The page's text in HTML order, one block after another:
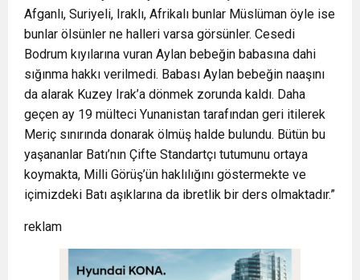
Afganlı, Suriyeli, Iraklı, Afrikalı bunlar Müslüman öyle ise
bunlar ölsünler ne halleri varsa görsünler. Cesedi
Bodrum kıyılarına vuran Aylan bebeğin babasına dahi
sığınma hakkı verilmedi. Babası Aylan bebeğin naaşını
da alarak Kuzey Irak’a dönmek zorunda kaldı. Daha
geçen ay 19 mülteci Yunanistan tarafından geri itilerek
Meriç sınırında donarak ölmüş halde bulundu. Bütün bu
yaşananlar Batı’nın Çifte Standartçı tutumunu ortaya
koymakta, Milli Görüş’ün haklılığını göstermekte ve
içimizdeki Batı aşıklarına da ibretlik bir ders olmaktadır.”
reklam